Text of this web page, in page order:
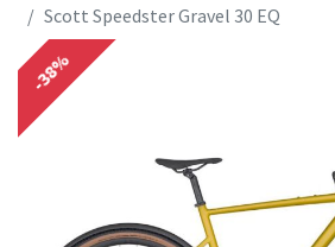
Scott Speedster Gravel 30 EQ
-38%